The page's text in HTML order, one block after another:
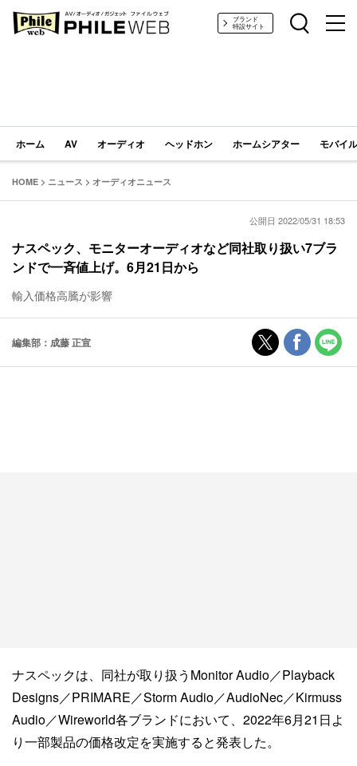
PHILE WEB｜AV/オーディオ/ガジェットブランド
特設サイト
ホーム AV オーディオ ヘッドホン ホームシアター モバイ
HOME > ニュース > オーディオニュース
公開日 2022/05/31 18:53
ナスペック、モニターオーディオなど同社取り扱い7ブラ
ンドで一斉値上げ。6月21日から
輸入価格高騰が影響
編集部：成藤 正宣
ナスペックは、同社が取り扱うMonitor Audio／Playback
Designs／PRIMARE／Storm Audio／AudioNec／Kirmuss
Audio／Wireworld各ブランドにおいて、2022年6月21日よ
り一部製品の価格改定を実施すると発表した。